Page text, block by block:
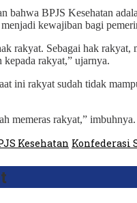
bahwa BPJS Kesehatan
kewajiban bagi
rakyat. Sebagai hak
rakyat,” ujarnya.
ini rakyat sudah tidak
memeras rakyat,” imbuhnya.
Kesehatan Konfederasi